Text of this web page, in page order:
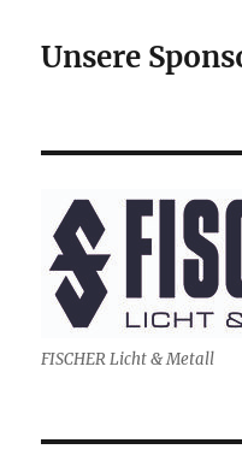
Unsere
FISCHER Licht & Metall